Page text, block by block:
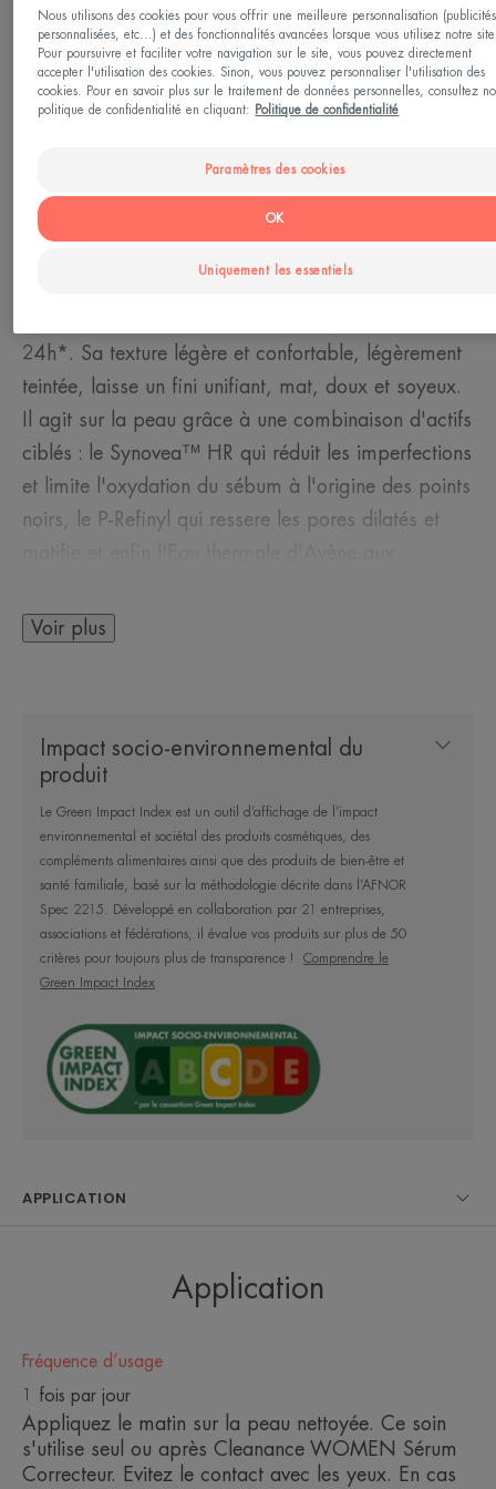
Type de peau
Peau à imperfections
Anti-imperfections - Photo-protection
Fabriqué en France
24h*. Sa texture légère et confortable, légèrement
teintée, laisse un fini unifiant, mat, doux et soyeux.
Il agit sur la peau grâce à une combinaison d'actifs
ciblés : le Synovea™ HR qui réduit les imperfections
et limite l'oxydation du sébum à l'origine des points
noirs, le P-Refinyl qui ressere les pores dilatés et
adoucissantes. De plus, ce soin estompe les
Cleanance WOMEN soin jour s'utilise seul ou
après le sérum correcteur.
LE MOT DE L’EXPERT
Une peau unifiée et un teint plus
éclatant grâce à l'émulsion légère
Cleanance WOMEN soin jour.
Elle hydrate pendant 24h*,
Un teint éclatant et unifié immédiatement et pendant
8h**.
Voir plus
Impact socio-environnemental du
produit
Le Green Impact Index est un outil d’affichage de l’impact
environnemental et sociétal des produits cosmétiques, des
compléments alimentaires ainsi que des produits de bien-être et
santé familiale, basé sur la méthodologie décrite dans l’AFNOR
Spec 2215. Développé en collaboration par 21 entreprises,
associations et fédérations, il évalue vos produits sur plus de 50
critères pour toujours plus de transparence !
Comprendre le
Green Impact Index
APPLICATION
Application
Fréquence d’usage
1 fois par jour
Appliquez le matin sur la peau nettoyée. Ce soin
s'utilise seul ou après Cleanance WOMEN Sérum
Correcteur. Evitez le contact avec les yeux. En cas
Nous utilisons des cookies pour vous offrir une meilleure personnalisation (publicités
personnalisées, etc...) et des fonctionnalités avancées lorsque vous utilisez notre
Pour poursuivre et faciliter votre navigation sur le site, vous pouvez directement
accepter l'utilisation des cookies. Sinon, vous pouvez personnaliser l'utilisation des
cookies. Pour en savoir plus sur le traitement de données personnelles, consultez
politique de confidentialité en cliquant:
Politique de confidentialité
Paramètres des cookies
Uniquement les essentiels
OK